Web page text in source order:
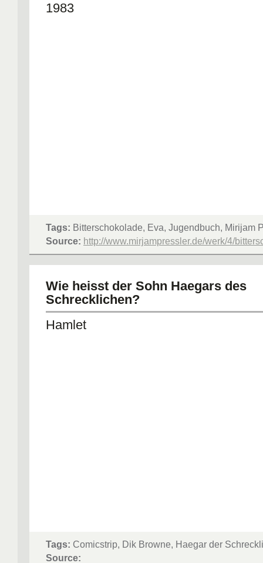
1983
Tags: Bitterschokolade, Eva, Jugendbuch, Mirijam
Source: http://www.mirjampressler.de/werk/4/
Wie heisst der Sohn Haegars des
Schrecklichen?
Hamlet
Tags: Comicstrip, Dik Browne, Haegar der
Source: